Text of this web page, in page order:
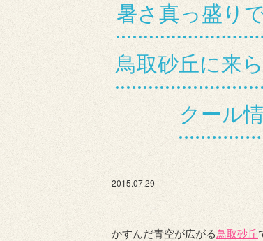
暑さ真っ盛り
鳥取砂丘に来
クール
2015.07.29
かすんだ青空が広がる鳥取砂丘